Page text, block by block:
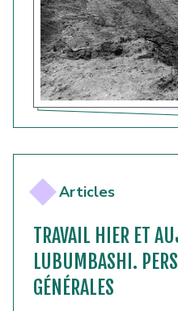
Articles
TRAVAIL HIER ET
LUBUMBASHI.
GÉNÉRALES